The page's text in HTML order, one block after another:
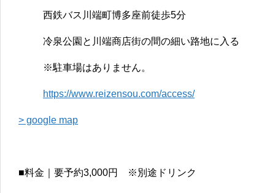
西鉄バス川端町博多座前徒歩5分
冷泉公園と川端商店街の間の細い路地に入る
※駐車場はありません。
https://www.reizensou.com/access/
> google map
■料金｜要予約3,000円 ※別途ドリンク